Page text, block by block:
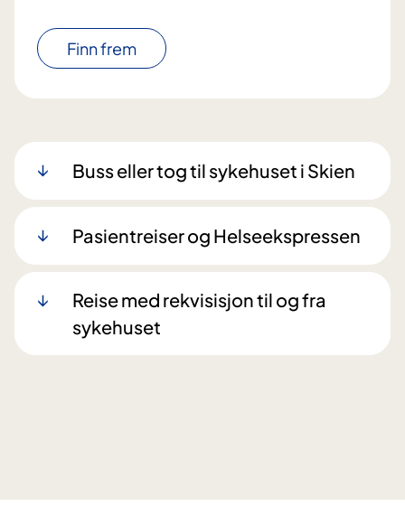
Finn frem
Buss eller tog til sykehuset i Skien
Pasientreiser og Helseekspressen
Reise med rekvisisjon til og fra
sykehuset